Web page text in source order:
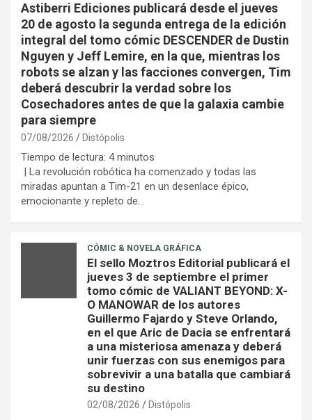
Astiberri Ediciones publicará desde el jueves
20 de agosto la segunda entrega de la edición
integral del tomo cómic DESCENDER de Dustin
Nguyen y Jeff Lemire, en la que, mientras los
robots se alzan y las facciones convergen, Tim
deberá descubrir la verdad sobre los
Cosechadores antes de que la galaxia cambie
para siempre
07/08/2026 Distópolis
Tiempo de lectura: 4 minutos
| La revolución robótica ha comenzado y todas las
miradas apuntan a Tim-21 en un desenlace épico,
emocionante y repleto de…
CÓMIC & NOVELA GRÁFICA
El sello Moztros Editorial publicará el
jueves 3 de septiembre el primer
tomo cómic de VALIANT BEYOND: X-
O MANOWAR de los autores
Guillermo Fajardo y Steve Orlando,
en el que Aric de Dacia se enfrentará
a una misteriosa amenaza y deberá
unir fuerzas con sus enemigos para
sobrevivir a una batalla que cambiará
su destino
02/08/2026 Distópolis